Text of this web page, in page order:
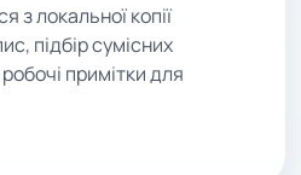
з локальної копії
підбір сумісних
примітки для